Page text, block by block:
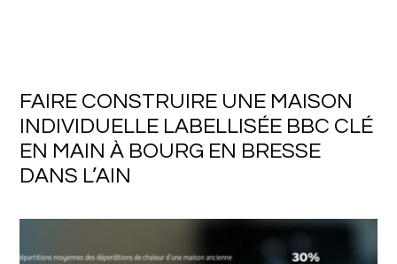
FAIRE CONSTRUIRE UNE MAISON
INDIVIDUELLE LABELLISÉE BBC CLÉ
EN MAIN À BOURG EN BRESSE
DANS L’AIN